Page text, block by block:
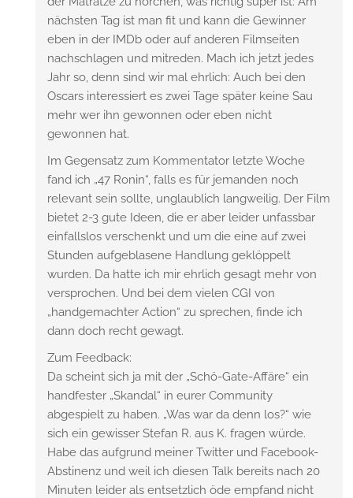
nächsten Tag ist man fit und kann die Gewinner
eben in der IMDb oder auf anderen Filmseiten
nachschlagen und mitreden. Mach ich jetzt jedes
Jahr so, denn sind wir mal ehrlich: Auch bei den
Oscars interessiert es zwei Tage später keine Sau
mehr wer ihn gewonnen oder eben nicht
gewonnen hat.
Im Gegensatz zum Kommentator letzte Woche
fand ich „47 Ronin“, falls es für jemanden noch
relevant sein sollte, unglaublich langweilig. Der Film
bietet 2-3 gute Ideen, die er aber leider unfassbar
einfallslos verschenkt und um die eine auf zwei
Stunden aufgeblasene Handlung geklöppelt
wurden. Da hatte ich mir ehrlich gesagt mehr von
versprochen. Und bei dem vielen CGI von
„handgemachter Action“ zu sprechen, finde ich
dann doch recht gewagt.
Zum Feedback:
Da scheint sich ja mit der „Schö-Gate-Affäre“ ein
handfester „Skandal“ in eurer Community
abgespielt zu haben. „Was war da denn los?“ wie
sich ein gewisser Stefan R. aus K. fragen würde.
Habe das aufgrund meiner Twitter und Facebook-
Abstinenz und weil ich diesen Talk bereits nach 20
Minuten leider als entsetzlich öde empfand nicht